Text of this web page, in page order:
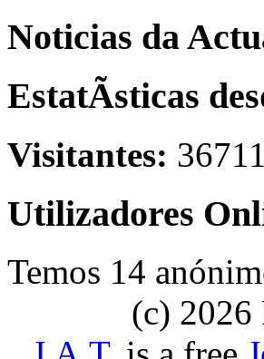
Noticias da
EstatÃ­sticas
Visitantes:
Utilizadores
Temos 14
(c) 2026